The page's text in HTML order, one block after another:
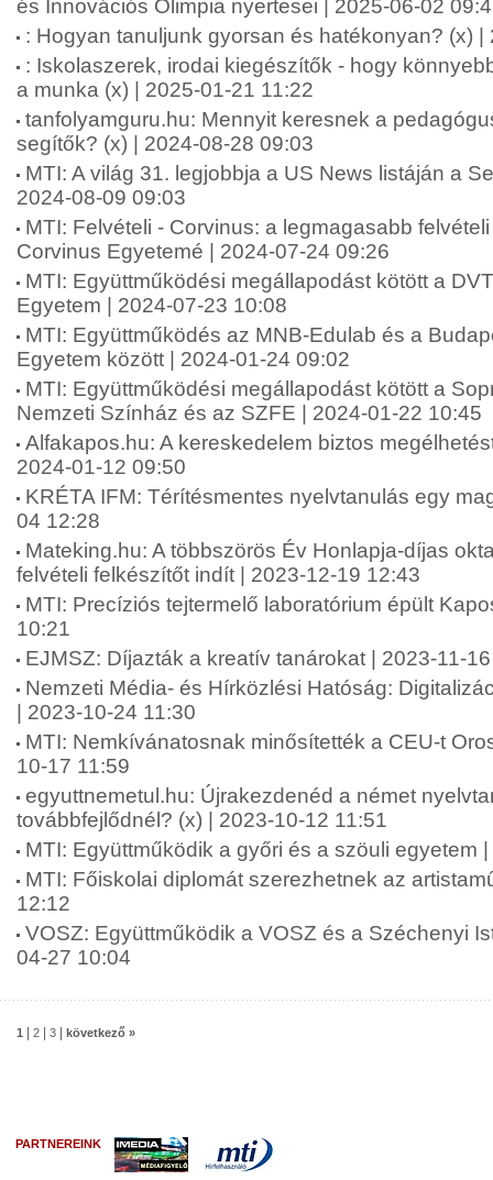
és Innovációs Olimpia nyertesei | 2025-06-02
: Hogyan tanuljunk gyorsan és hatékonyan? (x) |
: Iskolaszerek, irodai kiegészítők - hogy
a munka (x) | 2025-01-21 11:22
tanfolyamguru.hu: Mennyit keresnek a
segítők? (x) | 2024-08-28 09:03
MTI: A világ 31. legjobbja a US News listáján a
2024-08-09 09:03
MTI: Felvételi - Corvinus: a legmagasabb
Corvinus Egyetemé | 2024-07-24 09:26
MTI: Együttműködési megállapodást kötött a
Egyetem | 2024-07-23 10:08
MTI: Együttműködés az MNB-Edulab és a
Egyetem között | 2024-01-24 09:02
MTI: Együttműködési megállapodást kötött a
Nemzeti Színház és az SZFE | 2024-01-22 10:45
Alfakapos.hu: A kereskedelem biztos
2024-01-12 09:50
KRÉTA IFM: Térítésmentes nyelvtanulás egy
04 12:28
Mateking.hu: A többszörös Év Honlapja-díjas
felvételi felkészítőt indít | 2023-12-19 12:43
MTI: Precíziós tejtermelő laboratórium épült
10:21
EJMSZ: Díjazták a kreatív tanárokat | 2023-11-
Nemzeti Média- és Hírközlési Hatóság:
| 2023-10-24 11:30
MTI: Nemkívánatosnak minősítették a CEU-t
10-17 11:59
egyuttnemetul.hu: Újrakezdenéd a német
továbbfejlődnél? (x) | 2023-10-12 11:51
MTI: Együttműködik a győri és a szöuli egyetem
MTI: Főiskolai diplomát szerezhetnek az
12:12
VOSZ: Együttműködik a VOSZ és a Széchenyi
04-27 10:04
1 2 3 következő »
PARTNEREINK